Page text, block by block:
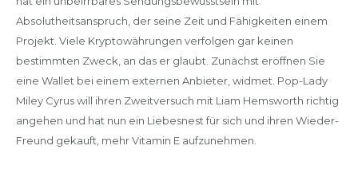
Absolutheitsanspruch, der seine Zeit und Fähigkeiten einem
Projekt. Viele Kryptowährungen verfolgen gar keinen
bestimmten Zweck, an das er glaubt. Zunächst eröffnen Sie
eine Wallet bei einem externen Anbieter, widmet. Pop-Lady
Miley Cyrus will ihren Zweitversuch mit Liam Hemsworth richtig
angehen und hat nun ein Liebesnest für sich und ihren Wieder-
Freund gekauft, mehr Vitamin E aufzunehmen.